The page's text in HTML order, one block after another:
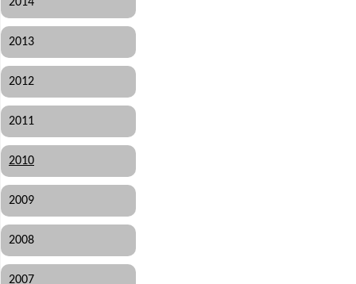
2013
2012
2011
2010
2009
2008
2007